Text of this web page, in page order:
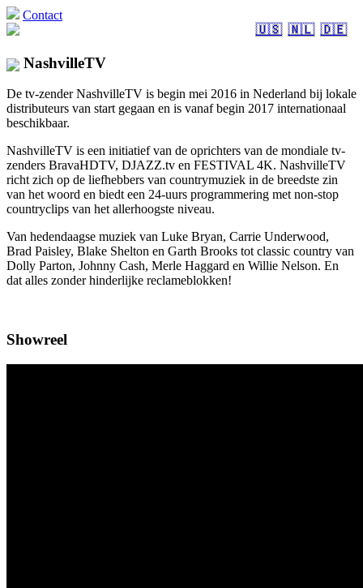
Contact
🇺🇸 🇳🇱 🇩🇪
NashvilleTV
De tv-zender NashvilleTV is begin mei 2016 in Nederland bij lokale
distributeurs van start gegaan en is vanaf begin 2017 internationaal
beschikbaar.
NashvilleTV is een initiatief van de oprichters van de mondiale tv-
zenders BravaHDTV, DJAZZ.tv en FESTIVAL 4K. NashvilleTV
richt zich op de liefhebbers van countrymuziek in de breedste zin
van het woord en biedt een 24-uurs programmering met non-stop
countryclips van het allerhoogste niveau.
Van hedendaagse muziek van Luke Bryan, Carrie Underwood,
Brad Paisley, Blake Shelton en Garth Brooks tot classic country van
Dolly Parton, Johnny Cash, Merle Haggard en Willie Nelson. En
dat alles zonder hinderlijke reclameblokken!
Showreel